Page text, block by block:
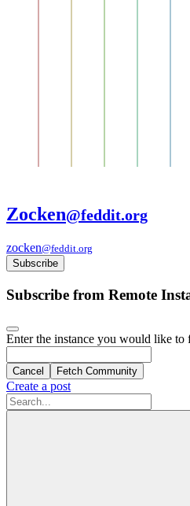
Zocken@feddit.org
zocken@feddit.org
Subscribe
Subscribe from Remote
Enter the instance you would like
Cancel Fetch Community
Create a post